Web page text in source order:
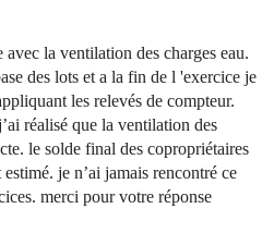
la ventilation des charges eau.
des lots et a la fin de l 'exercice je
les relevés de compteur.
réalisé que la ventilation des
le solde final des copropriétaires
je n’ai jamais rencontré ce
merci pour votre réponse